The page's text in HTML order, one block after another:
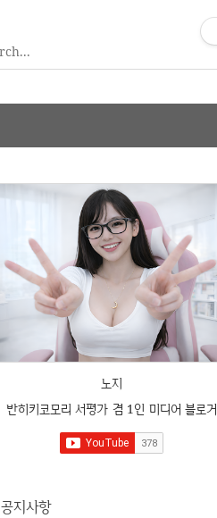
노지
반히키코모리 서평가 겸 1인 미디어 블로거
공지사항